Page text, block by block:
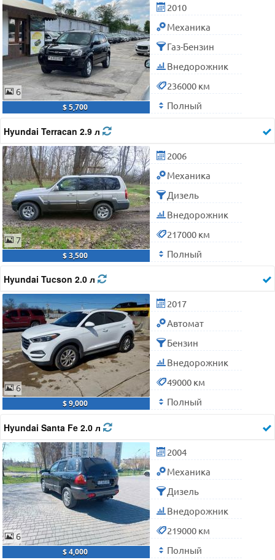
6
$ 5,700
2010
Механика
Газ-Бензин
Внедорожник
236000 км
Полный
Hyundai Terracan 2.9 л
7
$ 3,500
2006
Механика
Дизель
Внедорожник
217000 км
Полный
Hyundai Tucson 2.0 л
6
$ 9,000
2017
Автомат
Бензин
Внедорожник
49000 км
Полный
Hyundai Santa Fe 2.0 л
6
$ 4,000
2004
Механика
Дизель
Внедорожник
219000 км
Полный